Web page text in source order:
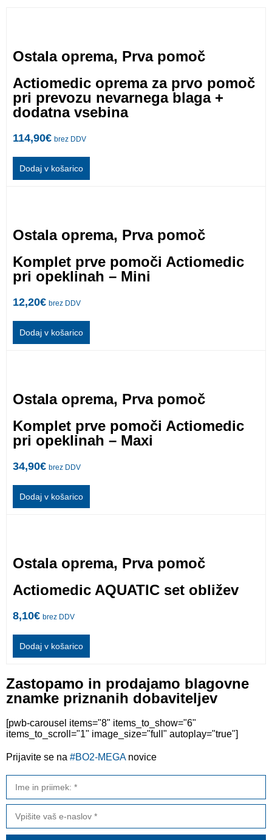
Ostala oprema, Prva pomoč
Actiomedic oprema za prvo pomoč
pri prevozu nevarnega blaga +
dodatna vsebina
114,90€ brez DDV
Dodaj v košarico
Ostala oprema, Prva pomoč
Komplet prve pomoči Actiomedic
pri opeklinah – Mini
12,20€ brez DDV
Dodaj v košarico
Ostala oprema, Prva pomoč
Komplet prve pomoči Actiomedic
pri opeklinah – Maxi
34,90€ brez DDV
Dodaj v košarico
Ostala oprema, Prva pomoč
Actiomedic AQUATIC set obližev
8,10€ brez DDV
Dodaj v košarico
Zastopamo in prodajamo blagovne
znamke priznanih dobaviteljev
[pwb-carousel items="8" items_to_show="6"
items_to_scroll="1" image_size="full" autoplay="true"]
Prijavite se na #BO2-MEGAnovice